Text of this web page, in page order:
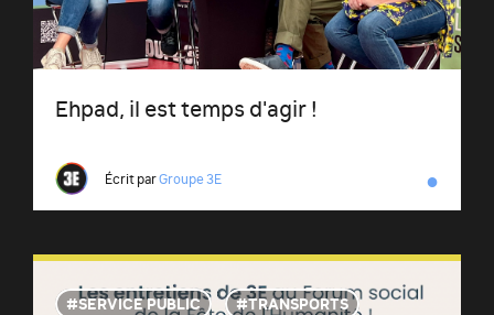
Ehpad, il est temps d'agir !
Écrit parGroupe 3E ●
SERVICE PUBLIC
TRANSPORTS